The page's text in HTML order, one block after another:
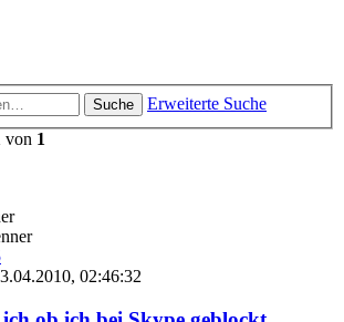
Suche
Erweiterte Suche
von 1
02:46:32